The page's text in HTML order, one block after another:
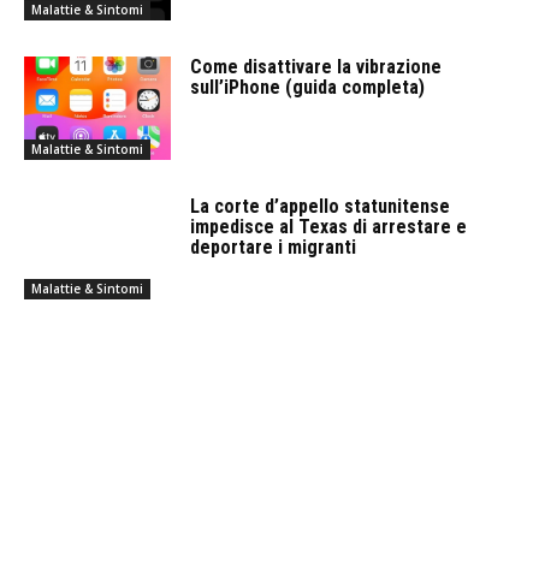
Malattie & Sintomi
Malattie & Sintomi
Come disattivare la vibrazione
sull’iPhone (guida completa)
Malattie & Sintomi
La corte d’appello statunitense
impedisce al Texas di arrestare e
deportare i migranti